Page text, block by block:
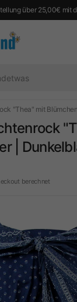
über 25,00€ mit
"Thea" mit
|
berechnet